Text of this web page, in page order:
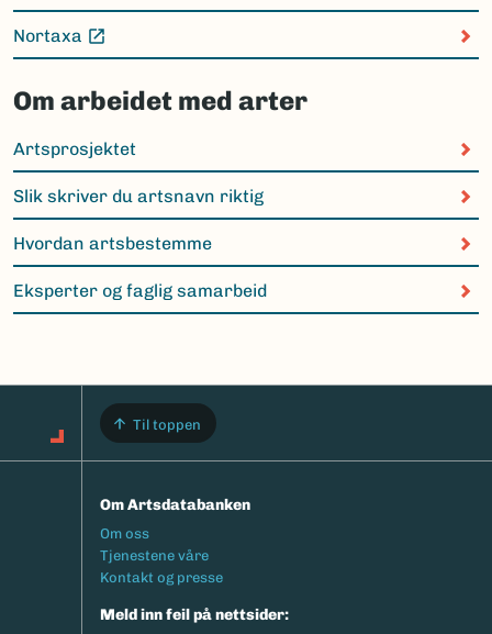
Nortaxa
(Ekstern lenke)
Om arbeidet med arter
Artsprosjektet
Slik skriver du artsnavn riktig
Hvordan artsbestemme
Eksperter og faglig samarbeid
Til toppen
Om Artsdatabanken
Footermeny
Om oss
Tjenestene våre
Kontakt og presse
Meld inn feil på nettsider: